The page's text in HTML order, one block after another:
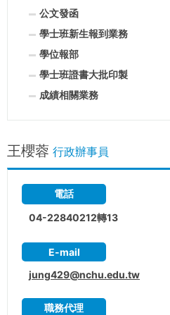
公文發函
學士班新生報到業務
學位報部
學士班證書大批印製
成績相關業務
王櫻蓉 行政辦事員
電話
04-22840212轉13
E-mail
jung429@nchu.edu.tw
職務代理